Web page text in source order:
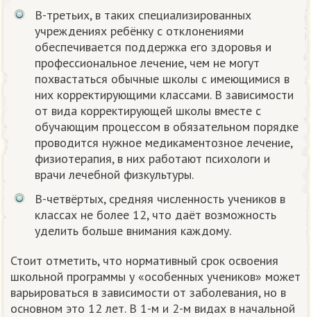
В-третьих, в таких специализированных
учреждениях ребёнку с отклонениями
обеспечивается поддержка его здоровья и
профессиональное лечение, чем не могут
похвастаться обычные школы с имеющимися в
них корректирующими классами. В зависимости
от вида корректирующей школы вместе с
обучающим процессом в обязательном порядке
проводится нужное медикаментозное лечение,
физиотерапия, в них работают психологи и
врачи лечебной физкультуры.
В-четвёртых, средняя численность учеников в
классах не более 12, что даёт возможность
уделить больше внимания каждому.
Стоит отметить, что нормативный срок освоения
школьной программы у «особенных учеников» может
варьироваться в зависимости от заболевания, но в
основном это 12 лет. В 1-м и 2-м видах в начальной